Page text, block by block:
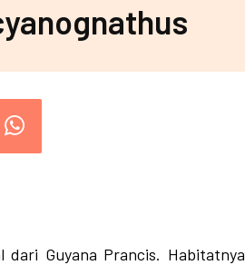
Guyana Prancis. Habitatnya